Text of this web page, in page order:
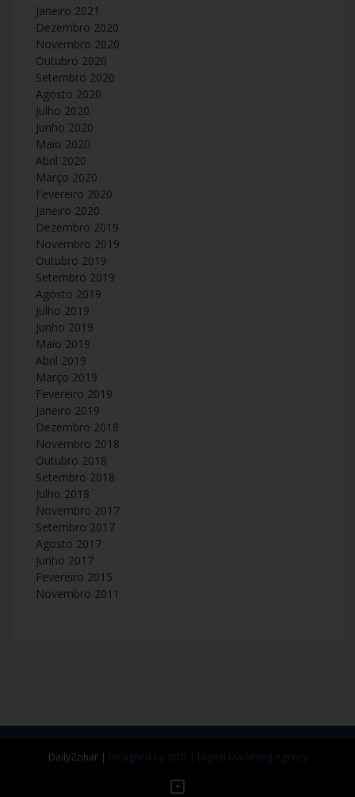
Janeiro 2021
Dezembro 2020
Novembro 2020
Outubro 2020
Setembro 2020
Agosto 2020
Julho 2020
Junho 2020
Maio 2020
Abril 2020
Março 2020
Fevereiro 2020
Janeiro 2020
Dezembro 2019
Novembro 2019
Outubro 2019
Setembro 2019
Agosto 2019
Julho 2019
Junho 2019
Maio 2019
Abril 2019
Março 2019
Fevereiro 2019
Janeiro 2019
Dezembro 2018
Novembro 2018
Outubro 2018
Setembro 2018
Julho 2018
Novembro 2017
Setembro 2017
Agosto 2017
Junho 2017
Fevereiro 2015
Novembro 2011
DailyZohar | Designed by SMG | Digital Marketing Agency